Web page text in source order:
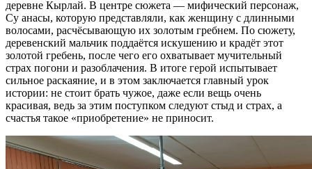
деревне Кырлай. В центре сюжета — мифический персонаж,
Су анасы, которую представляли, как женщину с длинными
волосами, расчёсывающую их золотым гребнем. По сюжету,
деревенский мальчик поддаётся искушению и крадёт этот
золотой гребень, после чего его охватывает мучительный
страх погони и разоблачения. В итоге герой испытывает
сильное раскаяние, и в этом заключается главный урок
истории: не стоит брать чужое, даже если вещь очень
красивая, ведь за этим поступком следуют стыд и страх, а
счастья такое «приобретение» не приносит.